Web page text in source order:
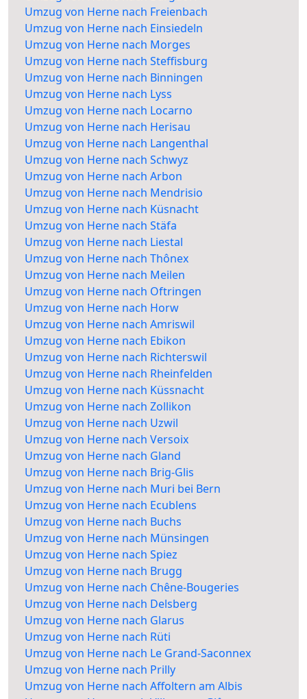
Umzug von Herne nach Freienbach
Umzug von Herne nach Einsiedeln
Umzug von Herne nach Morges
Umzug von Herne nach Steffisburg
Umzug von Herne nach Binningen
Umzug von Herne nach Lyss
Umzug von Herne nach Locarno
Umzug von Herne nach Herisau
Umzug von Herne nach Langenthal
Umzug von Herne nach Schwyz
Umzug von Herne nach Arbon
Umzug von Herne nach Mendrisio
Umzug von Herne nach Küsnacht
Umzug von Herne nach Stäfa
Umzug von Herne nach Liestal
Umzug von Herne nach Thônex
Umzug von Herne nach Meilen
Umzug von Herne nach Oftringen
Umzug von Herne nach Horw
Umzug von Herne nach Amriswil
Umzug von Herne nach Ebikon
Umzug von Herne nach Richterswil
Umzug von Herne nach Rheinfelden
Umzug von Herne nach Küssnacht
Umzug von Herne nach Zollikon
Umzug von Herne nach Uzwil
Umzug von Herne nach Versoix
Umzug von Herne nach Gland
Umzug von Herne nach Brig-Glis
Umzug von Herne nach Muri bei Bern
Umzug von Herne nach Ecublens
Umzug von Herne nach Buchs
Umzug von Herne nach Münsingen
Umzug von Herne nach Spiez
Umzug von Herne nach Brugg
Umzug von Herne nach Chêne-Bougeries
Umzug von Herne nach Delsberg
Umzug von Herne nach Glarus
Umzug von Herne nach Rüti
Umzug von Herne nach Le Grand-Saconnex
Umzug von Herne nach Prilly
Umzug von Herne nach Affoltern am Albis